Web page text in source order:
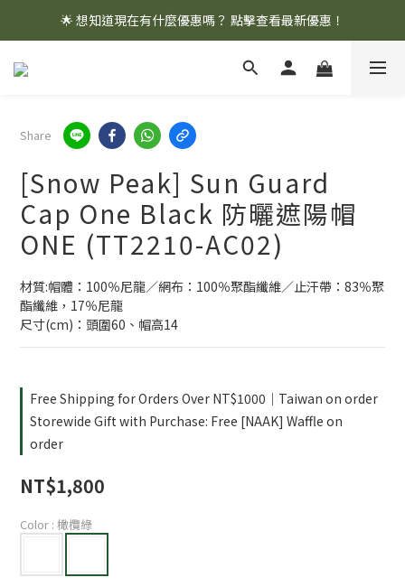
🌟 想知道現在有什麼優惠嗎？ 點擊查看最新優惠！
🌟 想知道現在有什麼優惠嗎？ 點擊查看最新優惠！
全館消費滿 $1,000 即享免運優惠
Share
[Snow Peak] Sun Guard
Cap One Black 防曬遮陽帽
ONE (TT2210-AC02)
材質:帽體：100％尼龍／網布：100％聚酯纖維／止汗帶：83％聚
酯纖維，17％尼龍
尺寸(cm)：頭圍60、帽高14
Free Shipping for Orders Over NT$1000｜Taiwan on order
Storewide Gift with Purchase: Free [NAAK] Waffle on
order
NT$1,800
Color : 橄欖綠